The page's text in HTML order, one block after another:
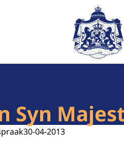
Naar de
Syn
30-04-2013